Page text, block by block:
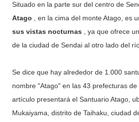
Situado en la parte sur del centro de
Atago , en la cima del monte Atago, es
sus vistas nocturnas , ya que ofrece
de la ciudad de Sendai al otro lado del
Se dice que hay alrededor de 1.000
nombre "Atago" en las 43 prefecturas
artículo presentará el Santuario Atago,
Mukaiyama, distrito de Taihaku, ciudad